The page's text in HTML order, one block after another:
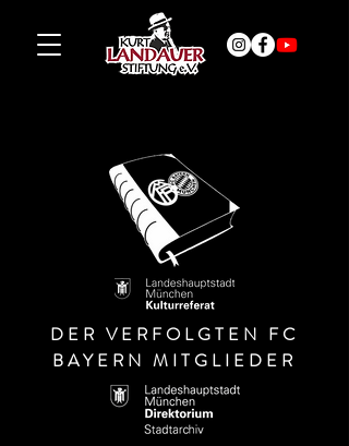
DER VERFOLGTEN FC
BAYERN MITGLIEDER